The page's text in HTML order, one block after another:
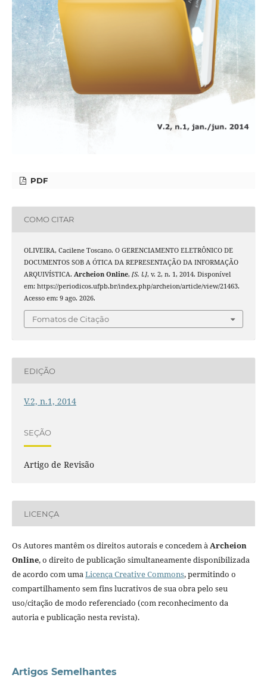
PDF
COMO CITAR
OLIVEIRA, Cacilene Toscano. O GERENCIAMENTO ELETRÔNICO DE
DOCUMENTOS SOB A ÓTICA DA REPRESENTAÇÃO DA INFORMAÇÃO
ARQUIVÍSTICA. Archeion Online, [S. l.], v. 2, n. 1, 2014. Disponível
em: https://periodicos.ufpb.br/index.php/archeion/article/view/21463.
Acesso em: 9 ago. 2026.
Fomatos de Citação
EDIÇÃO
V.2, n.1, 2014
SEÇÃO
Artigo de Revisão
LICENÇA
Os Autores mantêm os direitos autorais e concedem àArcheion
Online, o direito de publicação simultaneamente disponibilizada
de acordo com umaLicença Creative Commons, permitindo o
compartilhamento sem fins lucrativos de sua obra pelo seu
uso/citação de modo referenciado (com reconhecimento da
autoria e publicação nesta revista).
Artigos Semelhantes